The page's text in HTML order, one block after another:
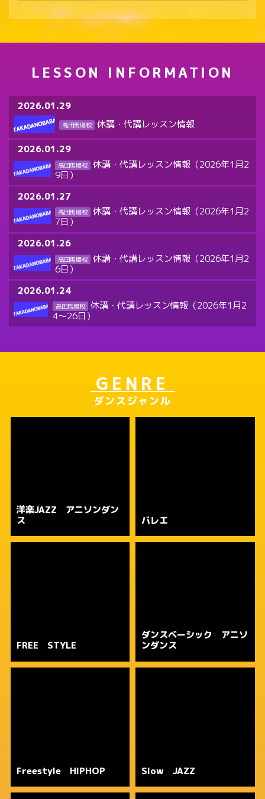
LESSON INFORMATION
2026.01.29
高田馬場校
休講・代講レッスン情報
2026.01.29
高田馬場校
休講・代講レッスン情報（2026年1月2
9日）
2026.01.27
高田馬場校
休講・代講レッスン情報（2026年1月2
7日）
2026.01.26
高田馬場校
休講・代講レッスン情報（2026年1月2
6日）
2026.01.24
高田馬場校 休講・代講レッスン情報（2026年1月2
4～26日）
GENRE
ダンスジャンル
洋楽JAZZ アニソンダン
ス
バレエ
FREE STYLE
ダンスベーシック アニソ
ンダンス
Freestyle HIPHOP Slow JAZZ